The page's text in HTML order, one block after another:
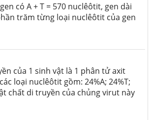
có A + T = 570 nuclêôtit, gen dài
trăm từng loại nuclêôtit của gen
của 1 sinh vật là 1 phân tử axit
loại nuclêôtit gồm: 24%A; 24%T;
chất di truyền của chủng virut này